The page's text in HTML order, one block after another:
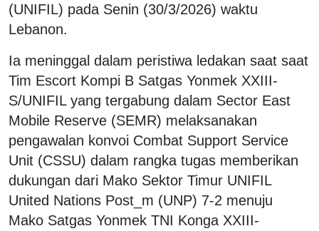
(UNIFIL) pada Senin (30/3/2026) waktu
Lebanon.
Ia meninggal dalam peristiwa ledakan saat saat
Tim Escort Kompi B Satgas Yonmek XXIII-
S/UNIFIL yang tergabung dalam Sector East
Mobile Reserve (SEMR) melaksanakan
pengawalan konvoi Combat Support Service
Unit (CSSU) dalam rangka tugas memberikan
dukungan dari Mako Sektor Timur UNIFIL
United Nations Post_m (UNP) 7-2 menuju
Mako Satgas Yonmek TNI Konga XXIII-